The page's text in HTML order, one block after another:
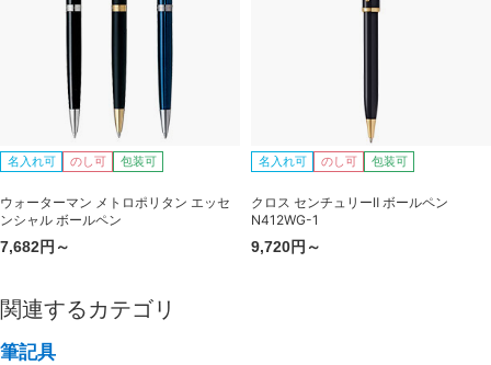
名入れ可 のし可 包装可
ウォーターマン メトロポリタン エッセ
ンシャル ボールペン
7,682円～
名入れ可 のし可 包装可
クロス センチュリーⅡ ボールペン
N412WG-1
9,720円～
関連するカテゴリ
筆記具